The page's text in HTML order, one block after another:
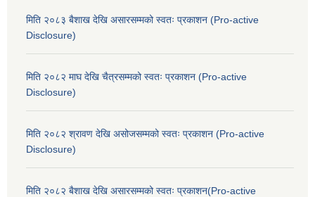
मिति २०८३ बैशाख देखि असारसम्मको स्वतः प्रकाशन (Pro-active
Disclosure)
मिति २०८२ माघ देखि चैत्रसम्मको स्वतः प्रकाशन (Pro-active
Disclosure)
मिति २०८२ श्रावण देखि असोजसम्मको स्वतः प्रकाशन (Pro-active
Disclosure)
मिति २०८२ बैशाख देखि असारसम्मको स्वतः प्रकाशन(Pro-active